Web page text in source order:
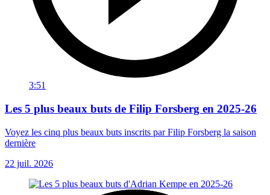
3:51
Les 5 plus beaux buts de Filip Forsberg en 2025-26
Voyez les cinq plus beaux buts inscrits par Filip Forsberg la saison
dernière
22 juil. 2026